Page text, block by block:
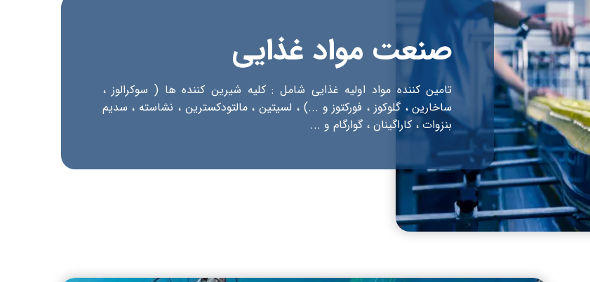
تامین کننده مواد اولیه غذایی شامل : کلیه شیرین کننده ها ( سوکرالوز ،
ساخارین ، گلوکوز ، فورکتوز و ...) ، لسیتین ، مالتودکسترین ، نشاسته ، سدیم
بنزوات ، کاراگینان ، گوارگام و ...​​​​​​​